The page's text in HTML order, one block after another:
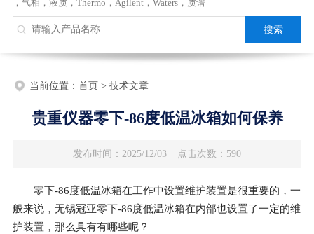
， 气相 ， 液质， Thermo ， Agilent ， Waters， 质谱
当前位置： 首页> 技术文章
贵重仪器零下-86度低温冰箱如何保养
发布时间：2025/12/03 点击次数：590
零下-86度低温冰箱在工作中设置维护装置是很重要的，一
般来说，无锡冠亚零下-86度低温冰箱在内部也设置了一定的维
护装置，那么具有有哪些呢？